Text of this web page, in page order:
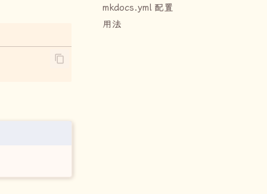
mkdocs.yml 配置
用法